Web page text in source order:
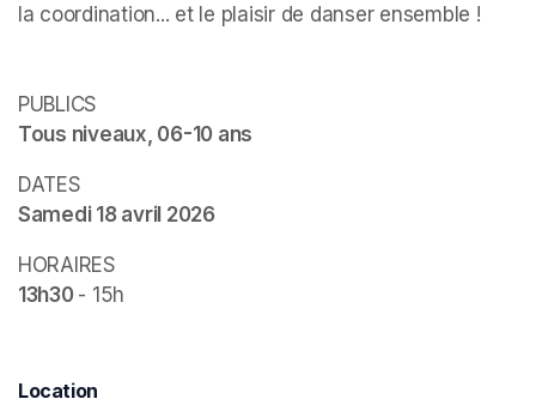
la coordination... et le plaisir de danser ensemble !
Tous niveaux, 06-10 ans
Samedi 18 avril 2026
13h30 - 15h
Location